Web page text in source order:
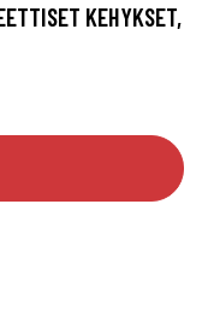
KEHYKSET,